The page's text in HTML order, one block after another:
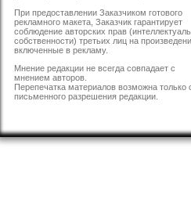
При предоставлении Заказчиком готового
рекламного макета, Заказчик гарантирует
соблюдение авторских прав
собственности) третьих лиц на
включенные в рекламу.
Мнение редакции не всегда совпадает с
мнением авторов.
Перепечатка материалов возможна только
письменного разрешения редакции.